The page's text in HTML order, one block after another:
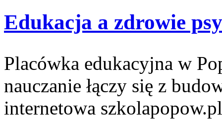
Edukacja a zdrowie
Placówka edukacyjna w
nauczanie łączy się z
internetowa